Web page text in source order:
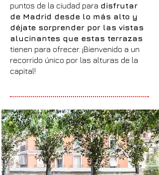
puntos de la ciudad para disfrutar
de Madrid desde lo más alto y
déjate sorprender por las vistas
alucinantes que estas terrazas
tienen para ofrecer. ¡Bienvenido a un
recorrido único por las alturas de la
capital!